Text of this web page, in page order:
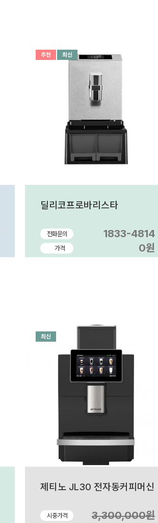
딜리코프로바리스타
전화문의 1833-4814
가격 0원
추천 최신
제티노 JL30 전자동커피머신
시중가격 3,300,000원
최신